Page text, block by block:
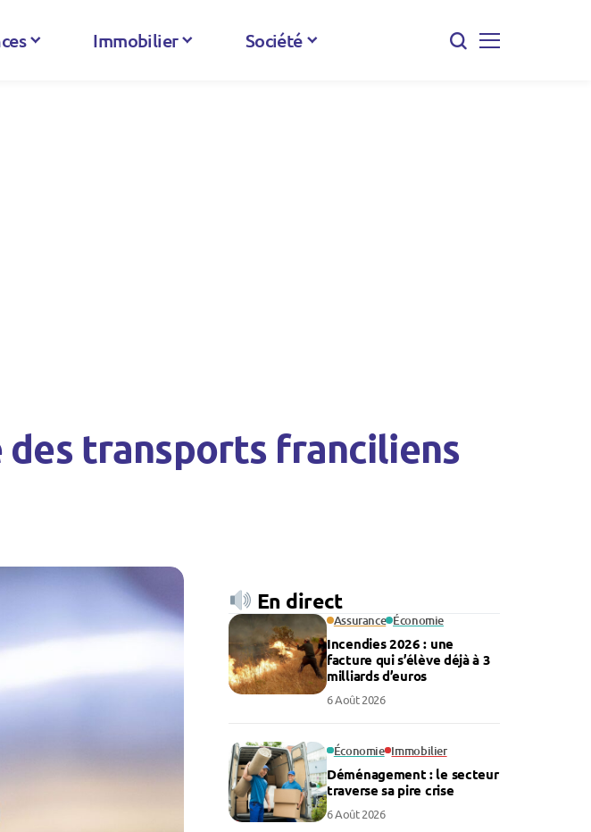
Immobilier Société
des transports franciliens
En direct
Assurance Économie
Incendies 2026 : une
facture qui s’élève déjà à 3
milliards d’euros
6 Août 2026
Économie Immobilier
Déménagement : le secteur
traverse sa pire crise
6 Août 2026